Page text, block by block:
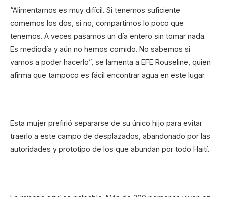
“Alimentarnos es muy difícil. Si tenemos suficiente
comemos los dos, si no, compartimos lo poco que
tenemos. A veces pasamos un día entero sin tomar nada.
Es mediodía y aún no hemos comido. No sabemos si
vamos a poder hacerlo”, se lamenta a EFE Rouseline, quien
afirma que tampoco es fácil encontrar agua en este lugar.
Esta mujer prefirió separarse de su único hijo para evitar
traerlo a este campo de desplazados, abandonado por las
autoridades y prototipo de los que abundan por todo Haití.